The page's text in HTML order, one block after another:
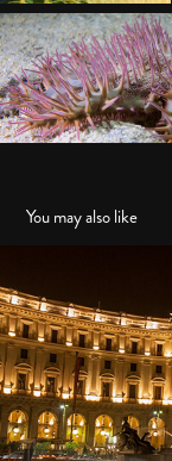
You may also like